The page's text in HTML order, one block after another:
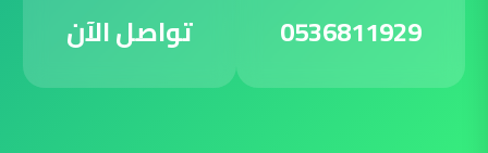
0536811929 تواصل الآن